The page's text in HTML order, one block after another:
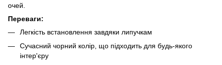
очей.
Переваги:
Легкість встановлення завдяки липучкам
Сучасний чорний колір, що підходить для будь-якого
інтер'єру